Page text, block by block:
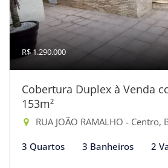
R$ 1.290.000
Cobertura Duplex à Venda
153m²
RUA JOÃO RAMALHO - Centro,
3 Quartos 3 Banheiros 2